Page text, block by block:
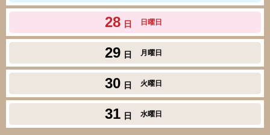
28 日 日曜日
29 日 月曜日
30 日 火曜日
31 日 水曜日